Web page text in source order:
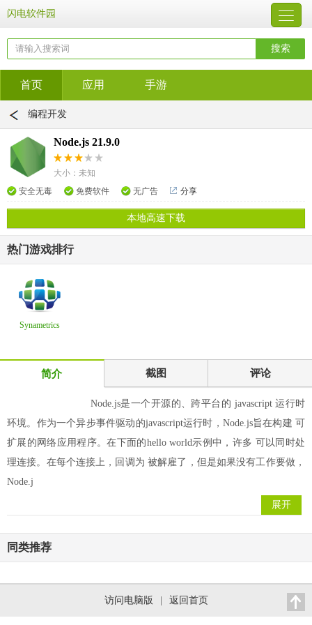
闪电软件园
首页 应用 手游
编程开发
Node.js 21.9.0
大小：未知
安全无毒
免费软件 无广告 分享
本地高速下载
热门游戏排行
Synametrics
简介 截图 评论
Node.js是一个开源的、跨平台的 javascript 运行时
环境。作为一个异步事件驱动的javascript运行时，Node.js旨在构建 可
扩展的网络应用程序。在下面的hello world示例中，许多 可以同时处
理连接。在每个连接上，回调为 被解雇了，但是如果没有工作要做，
Node.j
展开
同类推荐
访问电脑版 返回首页